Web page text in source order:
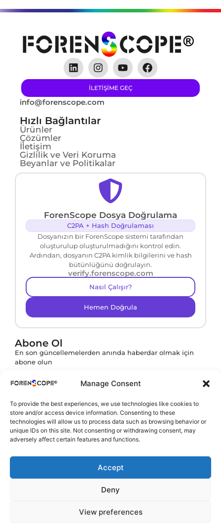
Manage Consent
To provide the best experiences, we use technologies like cookies to
store and/or access device information. Consenting to these
technologies will allow us to process data such as browsing behavior or
unique IDs on this site. Not consenting or withdrawing consent, may
adversely affect certain features and functions.
Accept
Deny
View preferences
ILETIŞIME GEÇ
info@forenscope.com
Hızlı Bağlantılar
Ürünler
Çözümler
İletişim
Gizlilik ve Veri Koruma
Beyanlar ve Politikalar
ForenScope Dosya Doğrulama
C2PA + Hash Doğrulaması
Dosyanızın bir ForenScope sistemi tarafından
oluşturulup oluşturulmadığını kontrol edin.
Ardından, dosyanın C2PA kimlik bilgilerini ve hash
bütünlüğünü doğrulayın.
verify.forenscope.com
Nasıl Çalışır?
Hemen Doğrula
Abone Ol
En son güncellemelerden anında haberdar olmak için
abone olun
Abone ol butonuna tıklayarak
KVKK Politikamızı
onaylamış olursunuz.
Telif hakkı © 2002-2026 ForenScope. Tüm hakları saklıdır.